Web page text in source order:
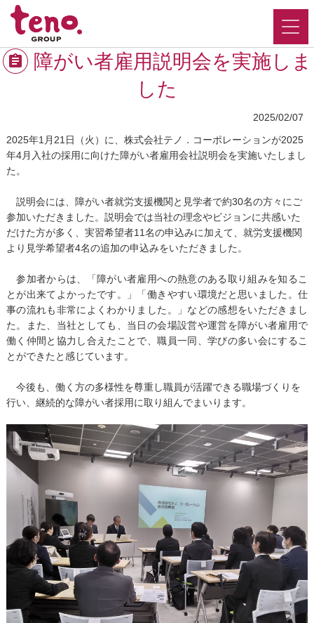
障がい者雇用説明会を実施しま
した
2025/02/07
2025年1月21日（火）に、株式会社テノ．コーポレーションが2025
年4月入社の採用に向けた障がい者雇用会社説明会を実施いたしまし
た。
説明会には、障がい者就労支援機関と見学者で約30名の方々にご
参加いただきました。説明会では当社の理念やビジョンに共感いた
だけた方が多く、実習希望者11名の申込みに加えて、就労支援機関
より見学希望者4名の追加の申込みをいただきました。
参加者からは、「障がい者雇用への熱意のある取り組みを知るこ
とが出来てよかったです。」「働きやすい環境だと思いました。仕
事の流れも非常によくわかりました。」などの感想をいただきまし
た。また、当社としても、当日の会場設営や運営を障がい者雇用で
働く仲間と協力し合えたことで、職員一同、学びの多い会にするこ
とができたと感じています。
今後も、働く方の多様性を尊重し職員が活躍できる職場づくりを
行い、継続的な障がい者採用に取り組んでまいります。